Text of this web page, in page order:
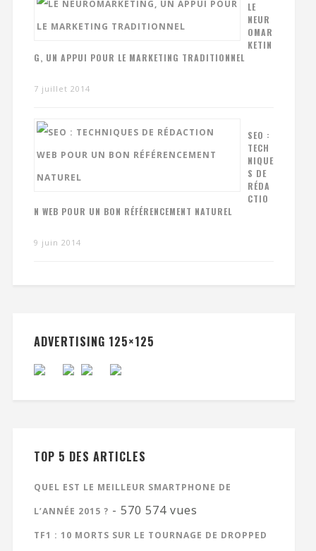
LE
NEUR
OMAR
KETIN
G, UN APPUI POUR LE MARKETING TRADITIONNEL
7 juillet 2014
SEO :
TECH
NIQUE
S DE
RÉDA
CTIO
N WEB POUR UN BON RÉFÉRENCEMENT NATUREL
9 juin 2014
ADVERTISING 125×125
TOP 5 DES ARTICLES
QUEL EST LE MEILLEUR SMARTPHONE DE
L’ANNÉE 2015 ? - 570 574 vues
TF1 : 10 MORTS SUR LE TOURNAGE DE DROPPED